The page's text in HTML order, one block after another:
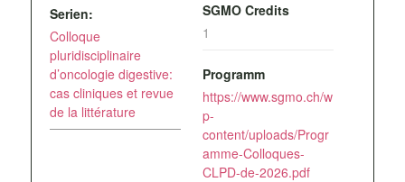
Serien:
Colloque
pluridisciplinaire
d’oncologie digestive:
cas cliniques et revue
de la littérature
SGMO Credits
1
Programm
https://www.sgmo.ch/w
p-
content/uploads/Progr
amme-Colloques-
CLPD-de-2026.pdf